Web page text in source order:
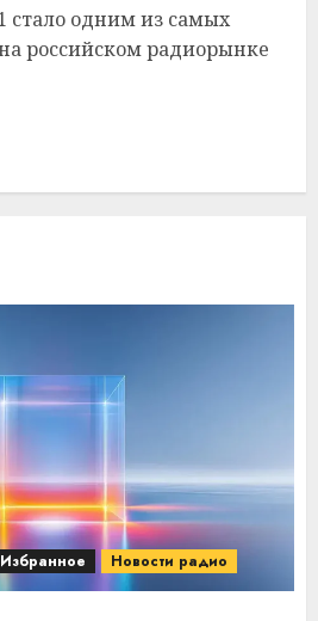
стало одним из самых
российском радиорынке
Избранное Новости радио